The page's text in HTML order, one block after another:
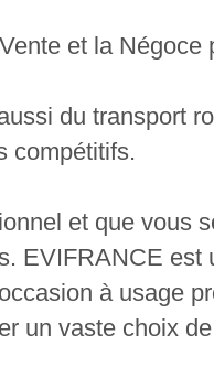
et la
du transport
compétitifs.
et que vous
EVIFRANCE
à usage
un vaste choix